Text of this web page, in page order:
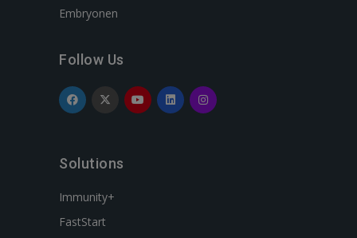
Embryonen
Follow Us
Solutions
Immunity+
FastStart